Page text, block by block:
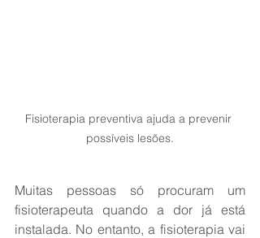
Fisioterapia preventiva ajuda a prevenir
possíveis lesões.
Muitas pessoas só procuram um
fisioterapeuta quando a dor já está
instalada. No entanto, a fisioterapia vai